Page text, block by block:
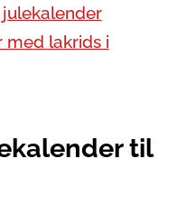
med lakrids i
til